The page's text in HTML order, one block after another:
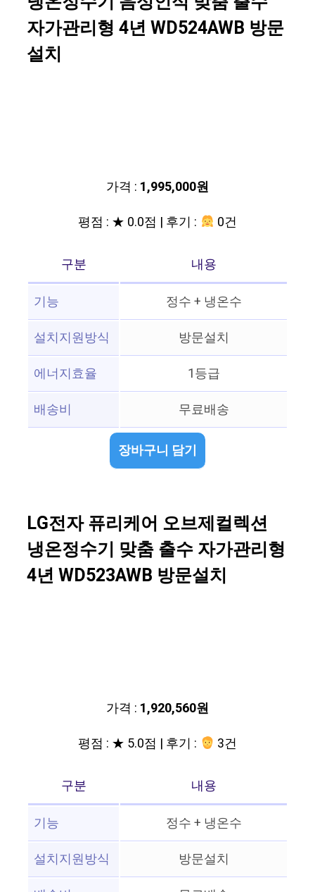
자가관리형 4년 WD524AWB 방문
설치
가격 : 1,995,000원
평점 : ★ 0.0점 | 후기 :
0건
구분
내용
기능
정수 + 냉온수
설치지원방식
방문설치
에너지효율
1등급
배송비
무료배송
장바구니 담기
LG전자 퓨리케어 오브제컬렉션
냉온정수기 맞춤 출수 자가관리형
4년 WD523AWB 방문설치
가격 : 1,920,560원
평점 : ★ 5.0점 | 후기 :
3건
구분
내용
기능
정수 + 냉온수
설치지원방식
방문설치